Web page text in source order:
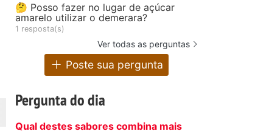
🤔 Posso fazer no lugar de açúcar
amarelo utilizar o demerara?
1 resposta(s)
Ver todas as perguntas
Poste sua pergunta
Pergunta do dia
Qual destes sabores combina mais